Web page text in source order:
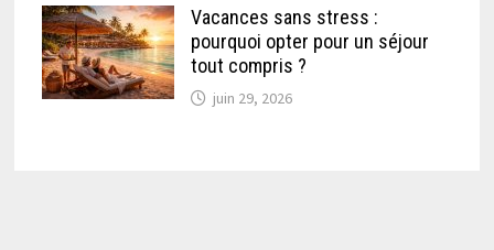
Vacances sans stress :
pourquoi opter pour un séjour
tout compris ?
juin 29, 2026